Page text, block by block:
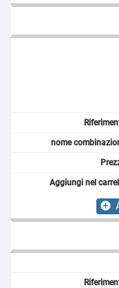
add_circle